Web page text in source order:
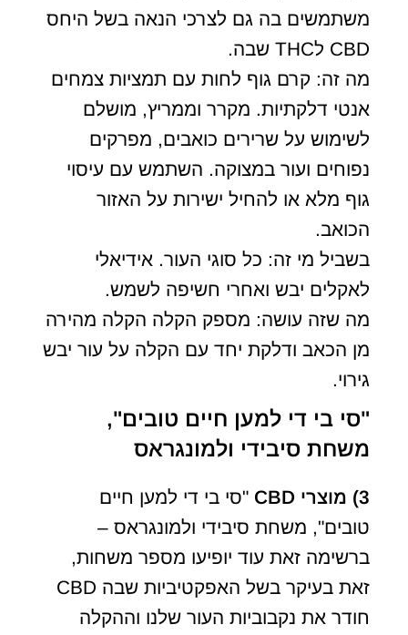
משתמשים בה גם לצרכי הנאה בשל היחס
CBD לTHC שבה.
מה זה: קרם גוף לחות עם תמציות צמחים
אנטי דלקתיות. מקרר וממריץ, מושלם
לשימוש על שרירים כואבים, מפרקים
נפוחים ועור במצוקה. השתמש עם עיסוי
גוף מלא או להחיל ישירות על האזור
הכואב.
בשביל מי זה: כל סוגי העור. אידיאלי
לאקלים יבש ואחרי חשיפה לשמש.
מה שזה עושה: מספק הקלה הקלה מהירה
מן הכאב ודלקת יחד עם הקלה על עור יבש
גירוי.
"סי בי די למען חיים טובים",
משחת סיבידי ולמונגראס
3) מוצרי CBD "סי בי די למען חיים
טובים", משחת סיבידי ולמונגראס –
ברשימה זאת עוד יופיעו מספר משחות,
זאת בעיקר בשל האפקטיביות שבה CBD
חודר את נקבוביות העור שלנו וההקלה